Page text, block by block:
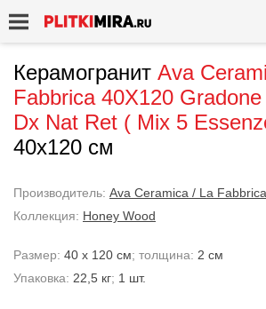
Керамогранит Ava
Fabbrica 40X120
Dx Nat Ret ( Mix 5
40x120 см
Производитель: Ava Ceramica / La Fabbrica
Коллекция: Honey Wood
Размер: 40 x 120 см; толщина: 2 см
Упаковка: 22,5 кг; 1 шт.